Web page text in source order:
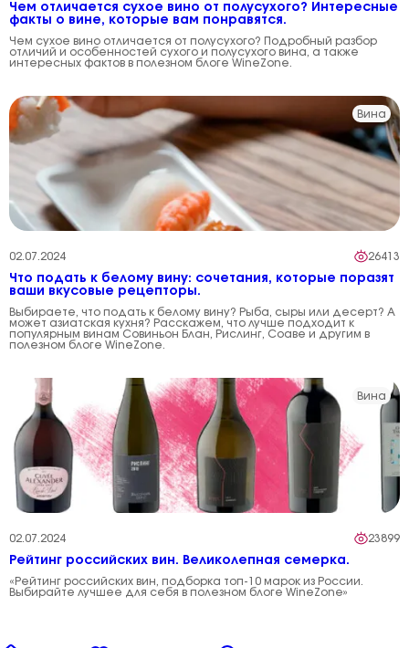
Чем отличается сухое вино от полусухого? Интересные
факты о вине, которые вам понравятся.
Чем сухое вино отличается от полусухого? Подробный разбор
отличий и особенностей сухого и полусухого вина, а также
интересных фактов в полезном блоге WineZone.
Вина
02.07.2024 26413
Что подать к белому вину: сочетания, которые поразят
ваши вкусовые рецепторы.
Выбираете, что подать к белому вину? Рыба, сыры или десерт? А
может азиатская кухня? Расскажем, что лучше подходит к
популярным винам Совиньон Блан, Рислинг, Соаве и другим в
полезном блоге WineZone.
Вина
02.07.2024 23899
Рейтинг российских вин. Великолепная семерка.
«Рейтинг российских вин, подборка топ-10 марок из России.
Выбирайте лучшее для себя в полезном блоге WineZone»